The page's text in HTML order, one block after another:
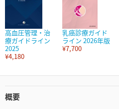
高血圧管理・治
療ガイドライン
2025
¥4,180
乳癌診療ガイド
ライン 2026年版
¥7,700
概要